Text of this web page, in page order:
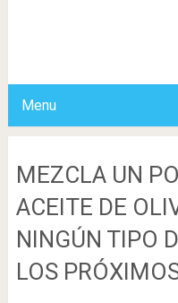
Menu
MEZCLA UN
ACEITE DE
NINGÚN TIPO
LOS